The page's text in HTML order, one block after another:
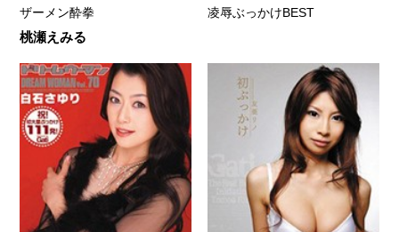
ザーメン酔拳
桃瀬えみる
凌辱ぶっかけBEST